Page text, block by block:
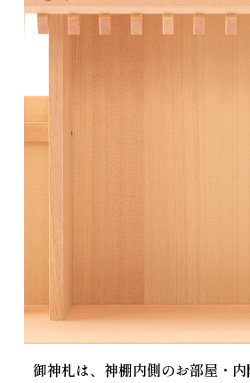
御神札は、神棚内側のお部屋・